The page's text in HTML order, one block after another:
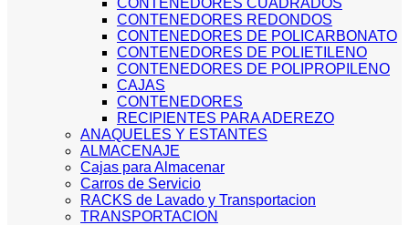
CONTENEDORES CUADRADOS
CONTENEDORES REDONDOS
CONTENEDORES DE POLICARBONATO
CONTENEDORES DE POLIETILENO
CONTENEDORES DE POLIPROPILENO
CAJAS
CONTENEDORES
RECIPIENTES PARA ADEREZO
ANAQUELES Y ESTANTES
ALMACENAJE
Cajas para Almacenar
Carros de Servicio
RACKS de Lavado y Transportacion
TRANSPORTACION